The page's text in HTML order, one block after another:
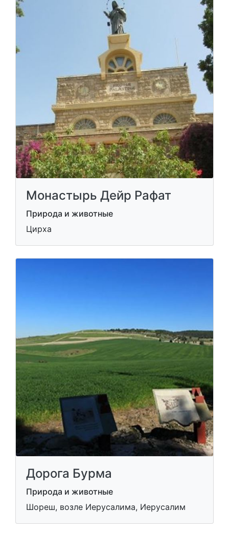
Монастырь Дейр Рафат
Природа и животные
Цирха
Дорога Бурма
Природа и животные
Шореш, возле Иерусалима, Иерусалим